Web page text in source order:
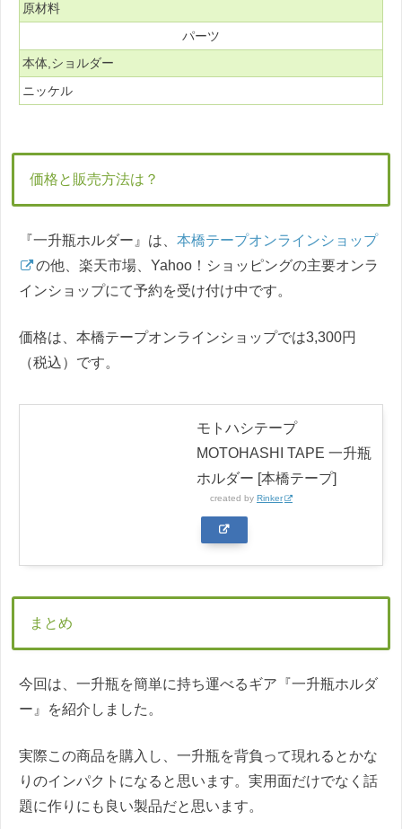
原材料
パーツ
本体,ショルダー
ニッケル
価格と販売方法は？
『一升瓶ホルダー』は、 本橋テープオンラインショップ
の他、楽天市場、Yahoo！ショッピングの主要オンラ
インショップにて予約を受け付け中です。
価格は、本橋テープオンラインショップでは3,300円
（税込）です。
モトハシテープ
MOTOHASHI TAPE 一升瓶
ホルダー [本橋テープ]
created by Rinker
まとめ
今回は、一升瓶を簡単に持ち運べるギア『一升瓶ホルダ
ー』を紹介しました。
実際この商品を購入し、一升瓶を背負って現れるとかな
りのインパクトになると思います。実用面だけでなく話
題に作りにも良い製品だと思います。